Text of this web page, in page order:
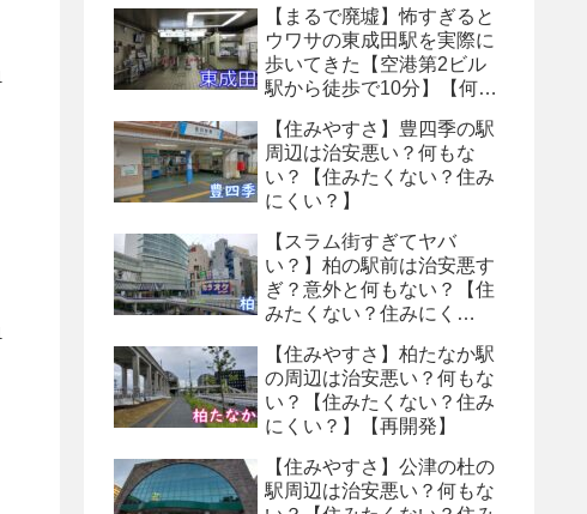
【まるで廃墟】怖すぎると
ウワサの東成田駅を実際に
歩いてきた【空港第2ビル
駅から徒歩で10分】【何も
出口】
【住みやすさ】豊四季の駅
周辺は治安悪い？何もな
い？【住みたくない？住み
にくい？】
【スラム街すぎてヤバ
い？】柏の駅前は治安悪す
ぎ？意外と何もない？【住
みたくない？住みにく
【住みやすさ】柏たなか駅
の周辺は治安悪い？何もな
い？【住みたくない？住み
にくい？】【再開発】
【住みやすさ】公津の杜の
駅周辺は治安悪い？何もな